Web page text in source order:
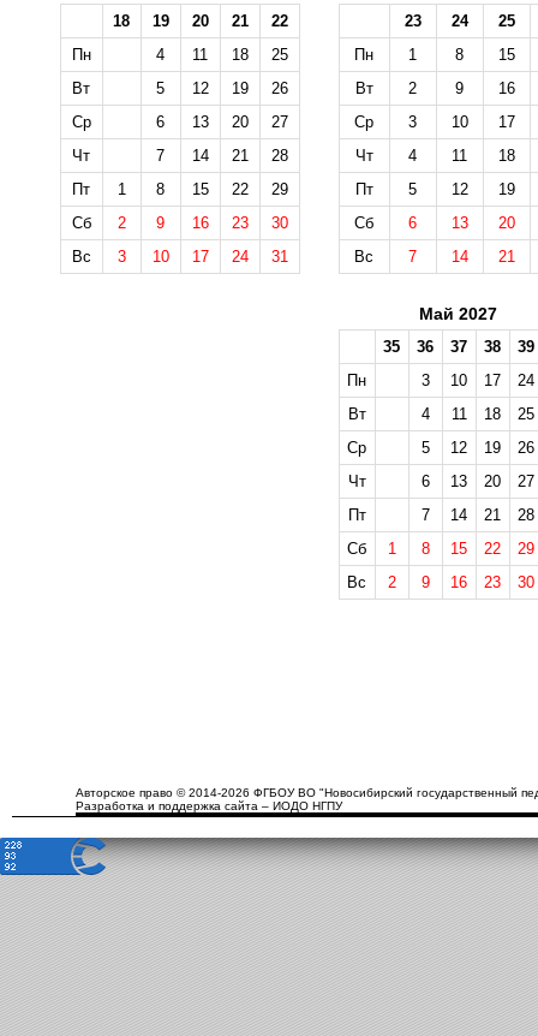
18 19 20 21
22
Пн
4 11 18
25
Вт
5 12 19
26
Ср
6 13 20
27
Чт
7 14 21
28
Пт
1 8 15 22
29
Сб
2 9 16 23
30
Вс
3 10 17 24 31
23 24
25
Пн
1 8
15
Вт
2 9
16
Ср
3 10
17
Чт
4 11
18
Пт
5 12
19
Сб
6 13
20
Вс
7 14 21
Май 2027
35 36 37 38
39
Пн
3 10 17
24
Вт
4 11 18
25
Ср
5 12 19
26
Чт
6 13 20
27
Пт
7 14 21
28
Сб
1 8 15 22
29
Вс
2 9 16 23 30
Авторское право © 2014-2026 ФГБОУ ВО "Новосибирский государственный
Разработка и поддержка сайта – ИОДО НГПУ